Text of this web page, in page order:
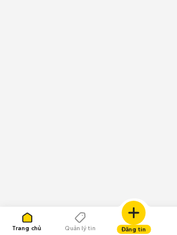
Trang chủ Quản lý tin Đăng tin